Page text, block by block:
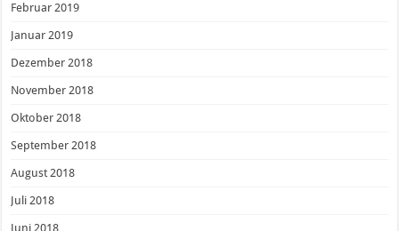
Februar 2019
Januar 2019
Dezember 2018
November 2018
Oktober 2018
September 2018
August 2018
Juli 2018
Juni 2018